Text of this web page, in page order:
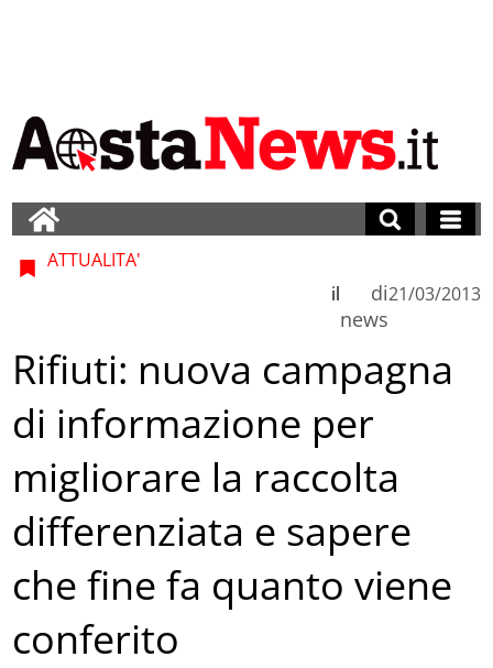
ATTUALITA'
di
news
il 21/03/2013
Rifiuti: nuova campagna
di informazione per
migliorare la raccolta
differenziata e sapere
che fine fa quanto viene
conferito